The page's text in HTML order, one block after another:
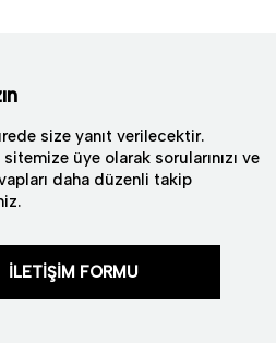
size yanıt verilecektir.
üye olarak sorularınızı ve
daha düzenli takip
İLETİŞİM FORMU